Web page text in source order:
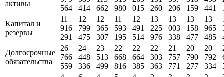
активы
413
570
661
501
620
440
884
122
090
631
395
057
077
751
824
435
667
736
Оборотные
активы
3
979
564
5
585
414
2
115
662
2
315
980
2
263
015
2
131
260
2
337
206
2
318
159
3
458
441
Капитал и
резервы
11
916
291
12
799
475
12
365
307
11
593
195
12
491
514
13
225
976
13
003
338
13
158
477
13
965
485